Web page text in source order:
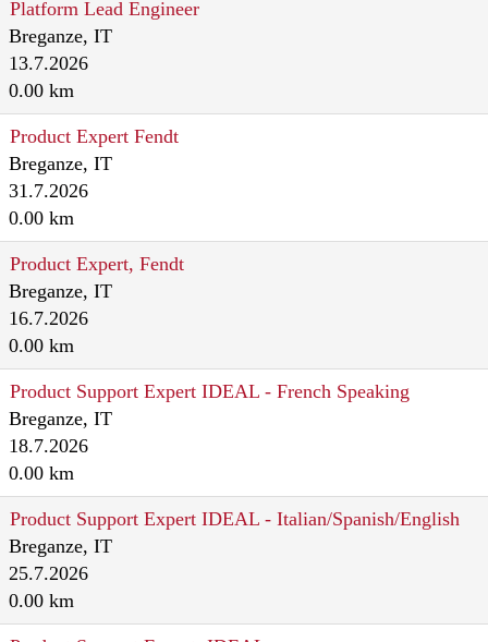
Platform Lead Engineer
Breganze, IT
13.7.2026
0.00 km
Product Expert Fendt
Breganze, IT
31.7.2026
0.00 km
Product Expert, Fendt
Breganze, IT
16.7.2026
0.00 km
Product Support Expert IDEAL - French Speaking
Breganze, IT
18.7.2026
0.00 km
Product Support Expert IDEAL - Italian/Spanish/English
Breganze, IT
25.7.2026
0.00 km